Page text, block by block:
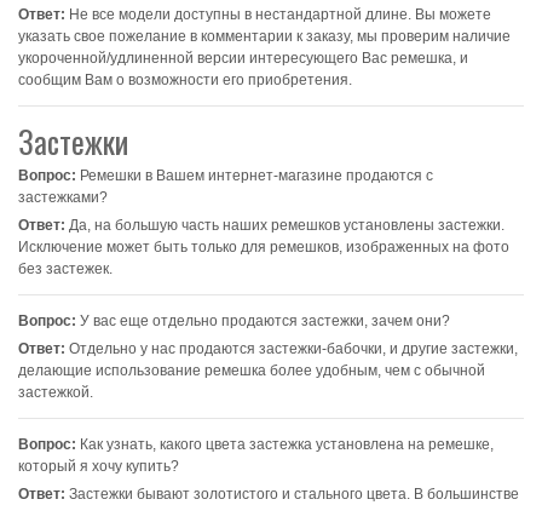
Ответ: Не все модели доступны в нестандартной длине. Вы можете
указать свое пожелание в комментарии к заказу, мы проверим наличие
укороченной/удлиненной версии интересующего Вас ремешка, и
сообщим Вам о возможности его приобретения.
Застежки
Вопрос: Ремешки в Вашем интернет-магазине продаются с
застежками?
Ответ: Да, на большую часть наших ремешков установлены застежки.
Исключение может быть только для ремешков, изображенных на фото
без застежек.
Вопрос: У вас еще отдельно продаются застежки, зачем они?
Ответ: Отдельно у нас продаются застежки-бабочки, и другие застежки,
делающие использование ремешка более удобным, чем с обычной
застежкой.
Вопрос: Как узнать, какого цвета застежка установлена на ремешке,
который я хочу купить?
Ответ: Застежки бывают золотистого и стального цвета. В большинстве